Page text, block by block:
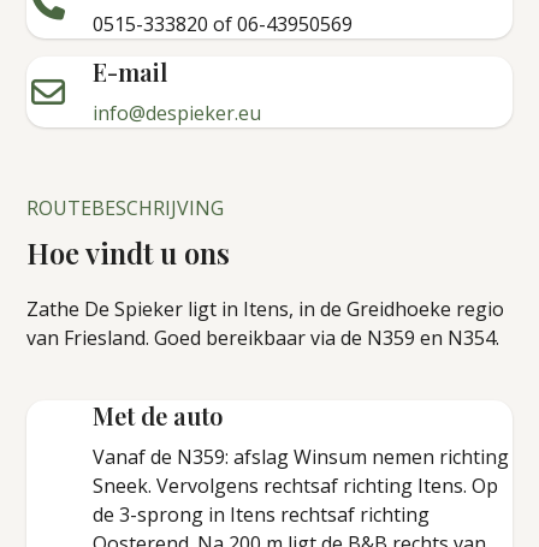
0515-333820 of 06-43950569
E-mail
info@despieker.eu
ROUTEBESCHRIJVING
Hoe vindt u ons
Zathe De Spieker ligt in Itens, in de Greidhoeke regio
van Friesland. Goed bereikbaar via de N359 en N354.
Met de auto
Vanaf de N359: afslag Winsum nemen richting
Sneek. Vervolgens rechtsaf richting Itens. Op
de 3-sprong in Itens rechtsaf richting